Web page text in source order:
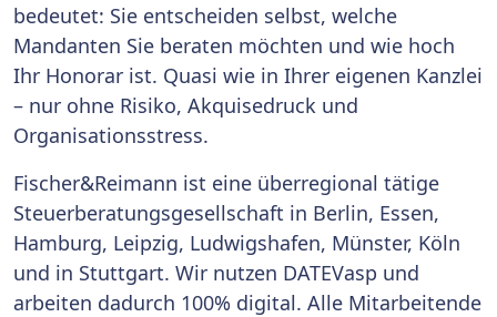
bedeutet: Sie entscheiden selbst, welche
Mandanten Sie beraten möchten und wie hoch
Ihr Honorar ist. Quasi wie in Ihrer eigenen Kanzlei
– nur ohne Risiko, Akquisedruck und
Organisationsstress.
Fischer&Reimann ist eine überregional tätige
Steuerberatungsgesellschaft in Berlin, Essen,
Hamburg, Leipzig, Ludwigshafen, Münster, Köln
und in Stuttgart. Wir nutzen DATEVasp und
arbeiten dadurch 100% digital. Alle Mitarbeitende